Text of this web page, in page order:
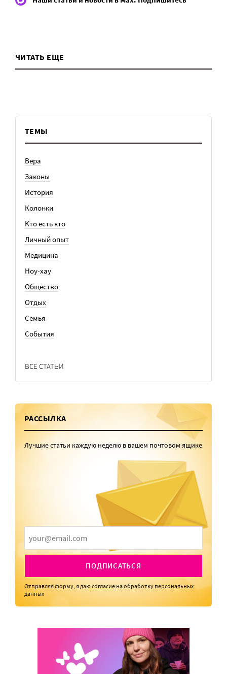
ЧИТАТЬ ЕЩЕ
ТЕМЫ
Вера
Законы
История
Колонки
Кто есть кто
Личный опыт
Медицина
Ноу-хау
Общество
Отдых
Семья
События
ВСЕ СТАТЬИ
РАССЫЛКА
Лучшие статьи каждую неделю в вашем почтовом ящике
ПОДПИСАТЬСЯ
Отправляя форму, я даюсогласие на обработку персональных
данных